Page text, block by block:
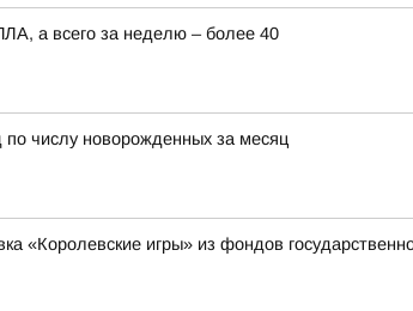
а всего за неделю – более 40
числу новорожденных за месяц
«Королевские игры» из фондов